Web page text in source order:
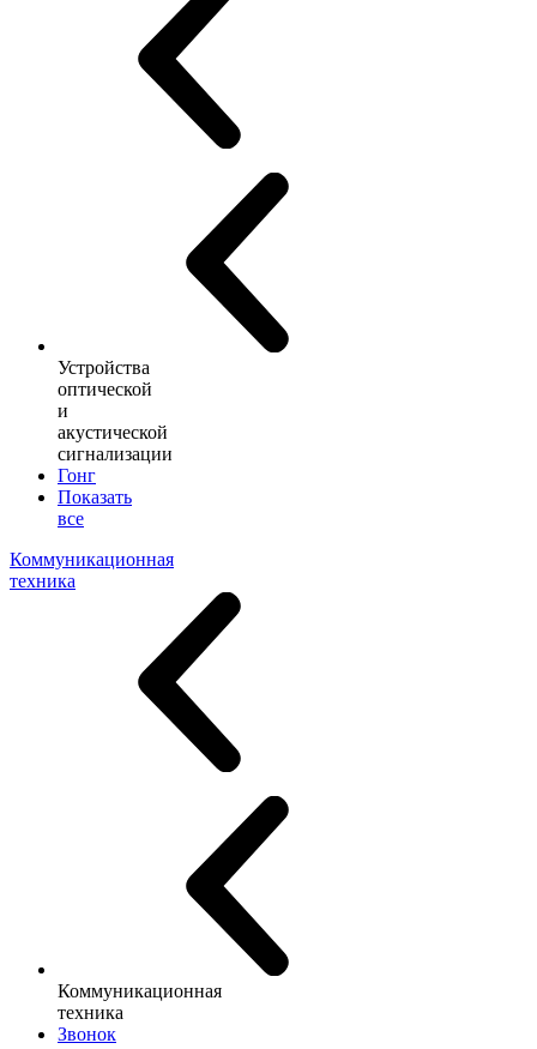
Устройства
оптической
и
акустической
сигнализации
Гонг
Показать
все
Коммуникационная
техника
Коммуникационная
техника
Звонок